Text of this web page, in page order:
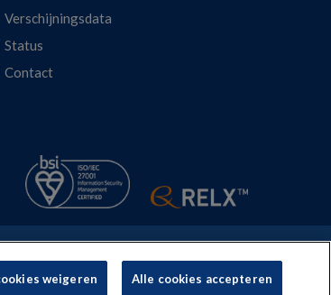
Verschijningsdata
Status
Contact
weigeren Alle cookies accepteren